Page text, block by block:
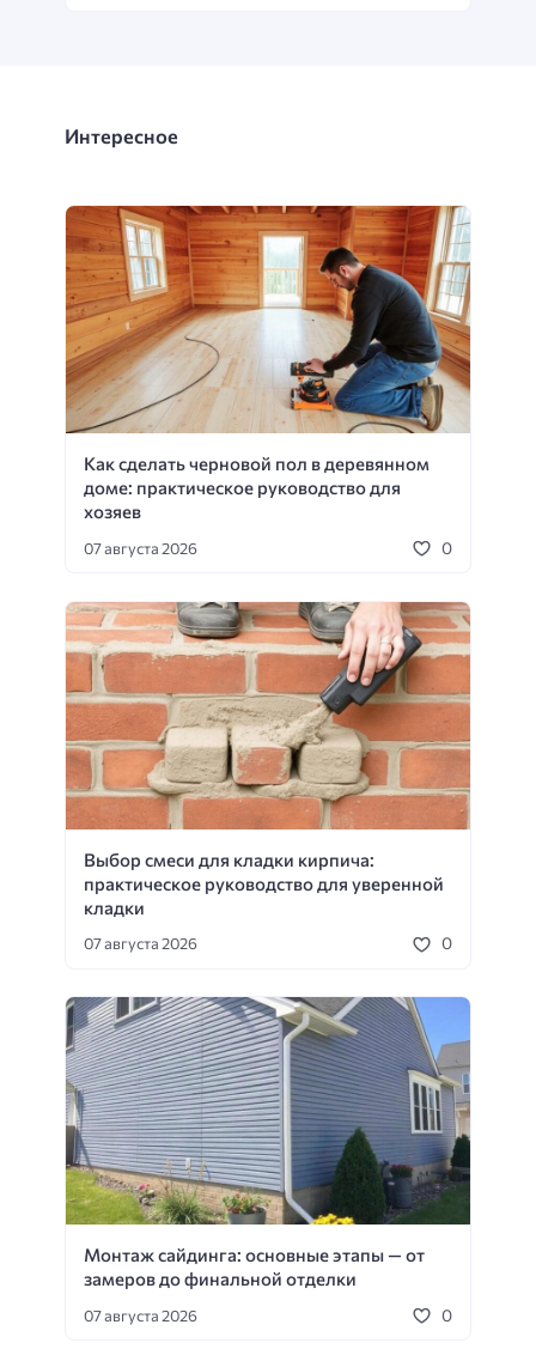
Интересное
Как сделать черновой пол в деревянном
доме: практическое руководство для
хозяев
07 августа 2026 0
Выбор смеси для кладки кирпича:
практическое руководство для уверенной
кладки
07 августа 2026 0
Монтаж сайдинга: основные этапы — от
замеров до финальной отделки
07 августа 2026 0